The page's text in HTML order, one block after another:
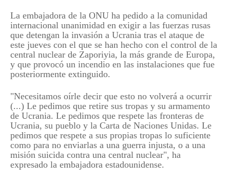
La embajadora de la ONU ha pedido a la comunidad
internacional unanimidad en exigir a las fuerzas rusas
que detengan la invasión a Ucrania tras el ataque de
este jueves con el que se han hecho con el control de la
central nuclear de Zaporiyia, la más grande de Europa,
y que provocó un incendio en las instalaciones que fue
posteriormente extinguido.
"Necesitamos oírle decir que esto no volverá a ocurrir
(...) Le pedimos que retire sus tropas y su armamento
de Ucrania. Le pedimos que respete las fronteras de
Ucrania, su pueblo y la Carta de Naciones Unidas. Le
pedimos que respete a sus propias tropas lo suficiente
como para no enviarlas a una guerra injusta, o a una
misión suicida contra una central nuclear", ha
expresado la embajadora estadounidense.